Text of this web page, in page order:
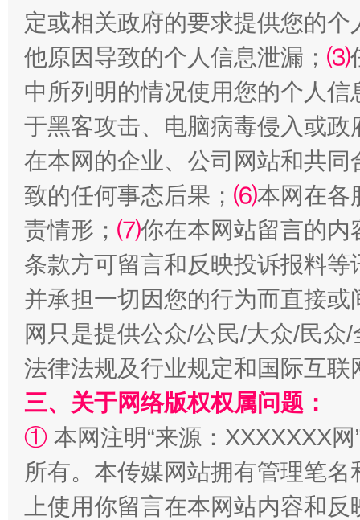
扯下公款旅游的“隐身衣” 如何以
“蜀中异人”王建安的艺术幻境
定或相关政府的要求提供您的个
他原因导致的个人信息泄漏； ⑶
中所列明的情况使用您的个人
于黑客攻击、电脑病毒侵入或
在本网的企业、公司网站和共
致的任何事态后果； ⑹本网在各
责情形； ⑺你在本网站留言的内
条款方可留言和反映投诉报料
并承担一切因您的行为而直接
网只是提供公众/公民/大众/民
法律法规及行业规定和国际互
三、关于网络版权权属问题：
① 本网注明“来源：XXXXXXX
所有。本传媒网站拥有管理笔
上使用你留言在本网站内容和